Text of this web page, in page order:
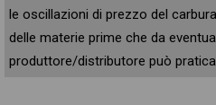
le oscillazioni di prezzo del
delle materie prime che da
produttore/distributore può